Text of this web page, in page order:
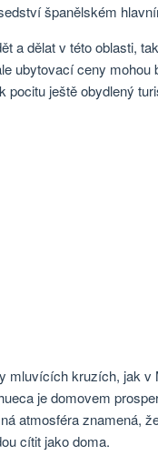
španělském
a dělat v této oblasti,
ubytovací ceny mohou
pocitu ještě obydlený
mluvících kruzích, jak v
je domovem
atmosféra znamená,
cítit jako doma.